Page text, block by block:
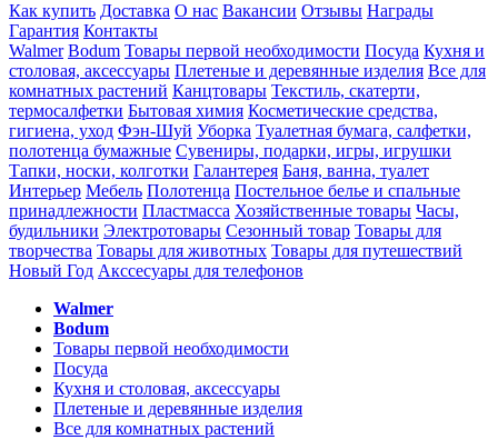
Как купить Доставка О нас Вакансии Отзывы Награды
Гарантия Контакты
Walmer Bodum Товары первой необходимости Посуда Кухня и
столовая, аксессуары Плетеные и деревянные изделия Все для
комнатных растений Канцтовары Текстиль, скатерти,
термосалфетки Бытовая химия Косметические средства,
гигиена, уход Фэн-Шуй Уборка Туалетная бумага, салфетки,
полотенца бумажные Сувениры, подарки, игры, игрушки
Тапки, носки, колготки Галантерея Баня, ванна, туалет
Интерьер Мебель Полотенца Постельное белье и спальные
принадлежности Пластмасса Хозяйственные товары Часы,
будильники Электротовары Сезонный товар Товары для
творчества Товары для животных Товары для путешествий
Новый Год Акссесуары для телефонов
Walmer
Bodum
Товары первой необходимости
Посуда
Кухня и столовая, аксессуары
Плетеные и деревянные изделия
Все для комнатных растений